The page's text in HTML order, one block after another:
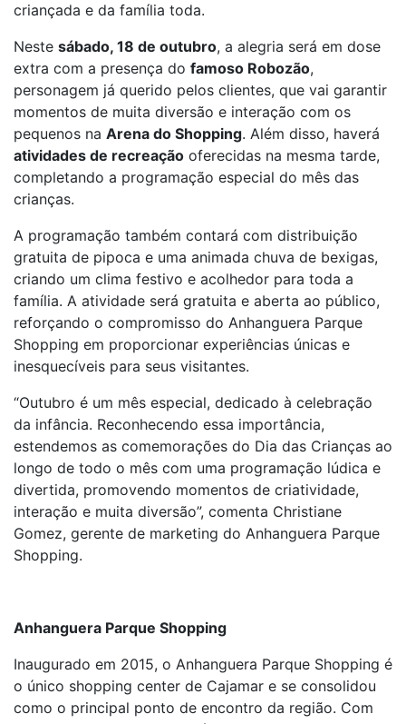
criançada e da família toda.
Neste sábado, 18 de outubro, a alegria será em dose
extra com a presença do famoso Robozão,
personagem já querido pelos clientes, que vai garantir
momentos de muita diversão e interação com os
pequenos na Arena do Shopping. Além disso, haverá
atividades de recreação oferecidas na mesma tarde,
completando a programação especial do mês das
crianças.
A programação também contará com distribuição
gratuita de pipoca e uma animada chuva de bexigas,
criando um clima festivo e acolhedor para toda a
família. A atividade será gratuita e aberta ao público,
reforçando o compromisso do Anhanguera Parque
Shopping em proporcionar experiências únicas e
inesquecíveis para seus visitantes.
“Outubro é um mês especial, dedicado à celebração
da infância. Reconhecendo essa importância,
estendemos as comemorações do Dia das Crianças ao
longo de todo o mês com uma programação lúdica e
divertida, promovendo momentos de criatividade,
interação e muita diversão”, comenta Christiane
Gomez, gerente de marketing do Anhanguera Parque
Shopping.
Anhanguera Parque Shopping
Inaugurado em 2015, o Anhanguera Parque Shopping é
o único shopping center de Cajamar e se consolidou
como o principal ponto de encontro da região. Com